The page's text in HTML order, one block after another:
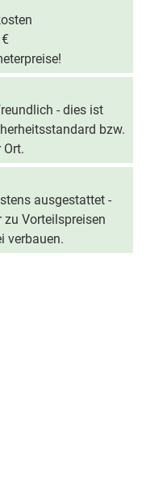
- dies ist
bzw.
ausgestattet -
Vorteilspreisen
verbauen.